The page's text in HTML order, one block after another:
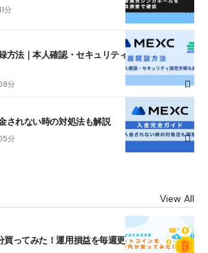
分
方法｜本人確認・セキュリティ設定手順も紹介
分
されない時の対処法も解説
分
View All
買ってみた！運用損益を毎週更新